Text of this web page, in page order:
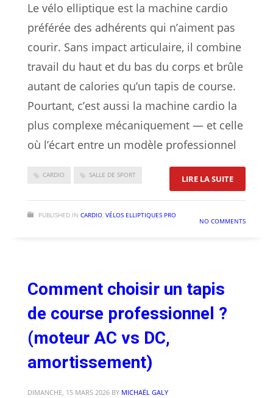
Le vélo elliptique est la machine cardio
préférée des adhérents qui n’aiment pas
courir. Sans impact articulaire, il combine
travail du haut et du bas du corps et brûle
autant de calories qu’un tapis de course.
Pourtant, c’est aussi la machine cardio la
plus complexe mécaniquement — et celle
où l’écart entre un modèle professionnel
CARDIO SALLE DE SPORT LIRE LA SUITE: QUEL
PUBLISHED IN CARDIO, VÉLOS ELLIPTIQUES PRO
NO COMMENTS
Comment choisir un tapis
de course professionnel ?
(moteur AC vs DC,
amortissement)
DIMANCHE, 15 MARS 2026 BY MICHAËL GALY